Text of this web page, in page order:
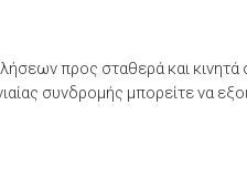
προς σταθερά και κινητά
συνδρομής μπορείτε να